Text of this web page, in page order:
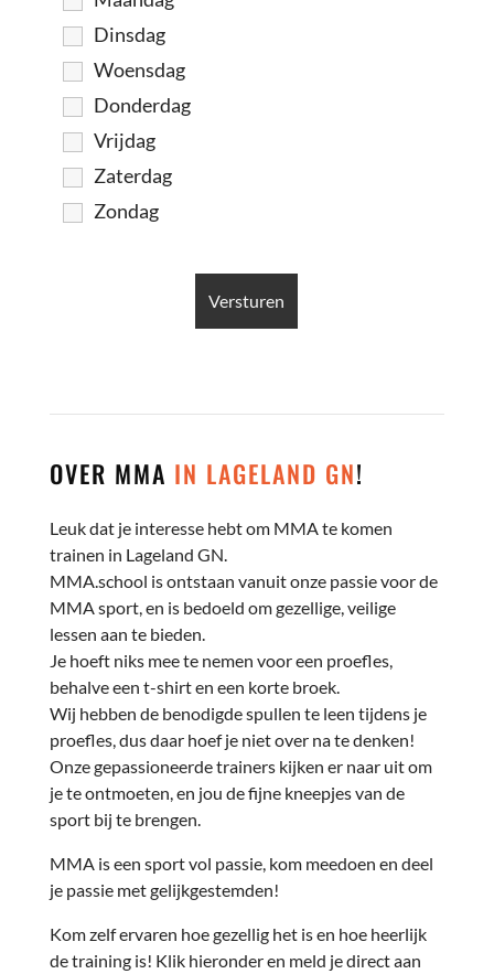
Dinsdag
Woensdag
Donderdag
Vrijdag
Zaterdag
Zondag
OVER MMA IN LAGELAND GN!
Leuk dat je interesse hebt om MMA te komen
trainen in Lageland GN.
MMA.school is ontstaan vanuit onze passie voor de
MMA sport, en is bedoeld om gezellige, veilige
lessen aan te bieden.
Je hoeft niks mee te nemen voor een proefles,
behalve een t-shirt en een korte broek.
Wij hebben de benodigde spullen te leen tijdens je
proefles, dus daar hoef je niet over na te denken!
Onze gepassioneerde trainers kijken er naar uit om
je te ontmoeten, en jou de fijne kneepjes van de
sport bij te brengen.
MMA is een sport vol passie, kom meedoen en deel
je passie met gelijkgestemden!
Kom zelf ervaren hoe gezellig het is en hoe heerlijk
de training is! Klik hieronder en meld je direct aan